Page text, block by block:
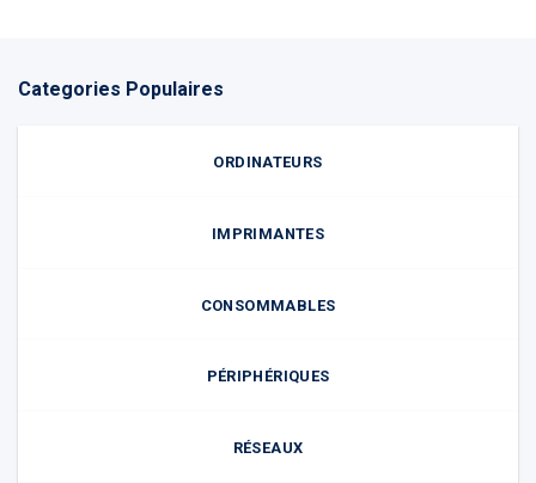
Categories Populaires
ORDINATEURS
IMPRIMANTES
CONSOMMABLES
PÉRIPHÉRIQUES
RÉSEAUX